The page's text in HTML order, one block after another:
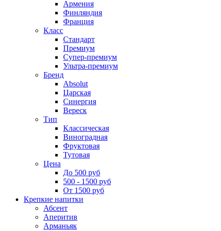
Армения
Финляндия
Франция
Класс
Стандарт
Премиум
Супер-премиум
Ультра-премиум
Бренд
Absolut
Царская
Синергия
Вереск
Тип
Классическая
Виноградная
Фруктовая
Тутовая
Цена
До 500 руб
500 - 1500 руб
От 1500 руб
Крепкие напитки
Абсент
Аперитив
Арманьяк